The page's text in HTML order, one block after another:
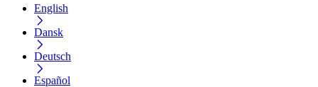
English
Dansk
Deutsch
Español